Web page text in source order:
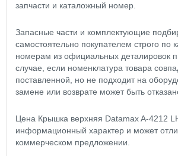
запчасти и каталожный номер.
Запасные части и комплектующие
самостоятельно покупателем строго по
номерам из официальных деталировок
случае, если номенклатура товара
поставленной, но не подходит на
замене или возврате может быть
Цена Крышка верхняя Datamax A-4212
информационный характер и может
коммерческом предложении.